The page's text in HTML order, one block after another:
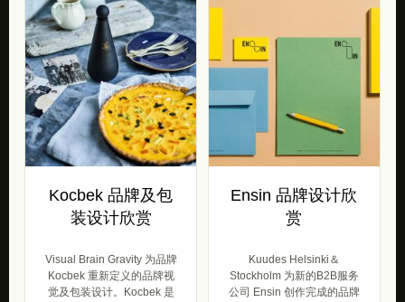
Kocbek 品牌及包
装设计欣赏
Visual Brain Gravity 为品牌
Kocbek 重新定义的品牌视
觉及包装设计。Kocbek 是
Ensin 品牌设计欣
赏
Kuudes Helsinki＆
Stockholm 为新的B2B服务
公司 Ensin 创作完成的品牌